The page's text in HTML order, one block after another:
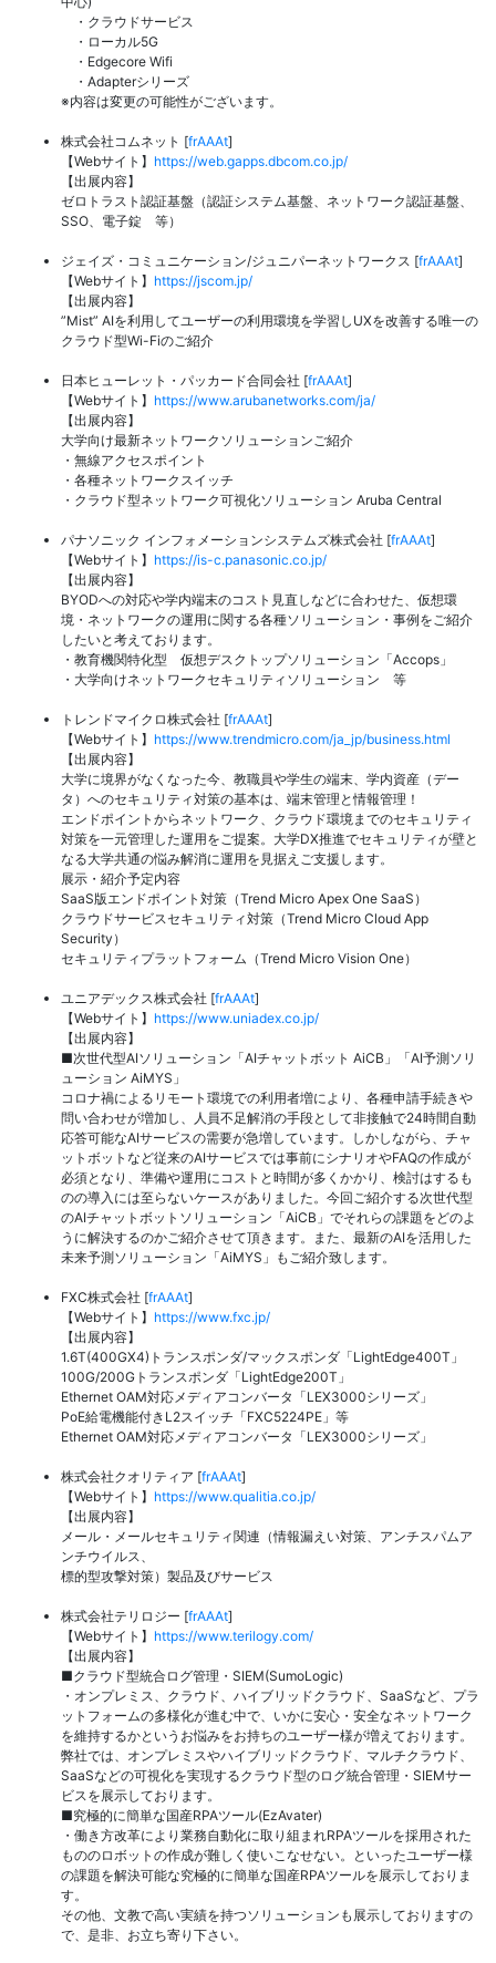
・クラウドサービス
・ローカル5G
・Edgecore Wifi
・Adapterシリーズ
※内容は変更の可能性がございます。
株式会社コムネット [frAAAt]
【Webサイト】 https://web.gapps.dbcom.co.jp/
【出展内容】
ゼロトラスト認証基盤（認証システム基盤、ネットワーク認証基盤、
SSO、電子錠 等）
ジェイズ・コミュニケーション/ジュニパーネットワークス [frAAAt]
【Webサイト】 https://jscom.jp/
【出展内容】
”Mist” AIを利用してユーザーの利用環境を学習しUXを改善する唯一の
クラウド型Wi-Fiのご紹介
日本ヒューレット・パッカード合同会社 [frAAAt]
【Webサイト】 https://www.arubanetworks.com/ja/
【出展内容】
大学向け最新ネットワークソリューションご紹介
・無線アクセスポイント
・各種ネットワークスイッチ
・クラウド型ネットワーク可視化ソリューション Aruba Central
パナソニック インフォメーションシステムズ株式会社 [frAAAt]
【Webサイト】 https://is-c.panasonic.co.jp/
【出展内容】
BYODへの対応や学内端末のコスト見直しなどに合わせた、仮想環
境・ネットワークの運用に関する各種ソリューション・事例をご紹介
したいと考えております。
・教育機関特化型 仮想デスクトップソリューション「Accops」
・大学向けネットワークセキュリティソリューション 等
トレンドマイクロ株式会社 [frAAAt]
【Webサイト】 https://www.trendmicro.com/ja_jp/business.html
【出展内容】
大学に境界がなくなった今、教職員や学生の端末、学内資産（デー
タ）へのセキュリティ対策の基本は、端末管理と情報管理！
エンドポイントからネットワーク、クラウド環境までのセキュリティ
対策を一元管理した運用をご提案。大学DX推進でセキュリティが壁と
なる大学共通の悩み解消に運用を見据えご支援します。
展示・紹介予定内容
SaaS版エンドポイント対策（Trend Micro Apex One SaaS）
クラウドサービスセキュリティ対策（Trend Micro Cloud App
Security）
セキュリティプラットフォーム（Trend Micro Vision One）
ユニアデックス株式会社 [frAAAt]
【Webサイト】 https://www.uniadex.co.jp/
【出展内容】
■次世代型AIソリューション「AIチャットボット AiCB」「AI予測ソリ
ューション AiMYS」
コロナ禍によるリモート環境での利用者増により、各種申請手続きや
問い合わせが増加し、人員不足解消の手段として非接触で24時間自動
応答可能なAIサービスの需要が急増しています。しかしながら、チャ
ットボットなど従来のAIサービスでは事前にシナリオやFAQの作成が
必須となり、準備や運用にコストと時間が多くかかり、検討はするも
のの導入には至らないケースがありました。今回ご紹介する次世代型
のAIチャットボットソリューション「AiCB」でそれらの課題をどのよ
うに解決するのかご紹介させて頂きます。また、最新のAIを活用した
未来予測ソリューション「AiMYS」もご紹介致します。
FXC株式会社 [frAAAt]
【Webサイト】 https://www.fxc.jp/
【出展内容】
1.6T(400GX4)トランスポンダ/マックスポンダ「LightEdge400T」
100G/200Gトランスポンダ「LightEdge200T」
Ethernet OAM対応メディアコンバータ「LEX3000シリーズ」
PoE給電機能付きL2スイッチ「FXC5224PE」等
Ethernet OAM対応メディアコンバータ「LEX3000シリーズ」
株式会社クオリティア [frAAAt]
【Webサイト】 https://www.qualitia.co.jp/
【出展内容】
メール・メールセキュリティ関連（情報漏えい対策、アンチスパムア
ンチウイルス、
標的型攻撃対策）製品及びサービス
株式会社テリロジー [frAAAt]
【Webサイト】 https://www.terilogy.com/
【出展内容】
■クラウド型統合ログ管理・SIEM(SumoLogic)
・オンプレミス、クラウド、ハイブリッドクラウド、SaaSなど、プラ
ットフォームの多様化が進む中で、いかに安心・安全なネットワーク
を維持するかというお悩みをお持ちのユーザー様が増えております。
弊社では、オンプレミスやハイブリッドクラウド、マルチクラウド、
SaaSなどの可視化を実現するクラウド型のログ統合管理・SIEMサー
ビスを展示しております。
■究極的に簡単な国産RPAツール(EzAvater)
・働き方改革により業務自動化に取り組まれRPAツールを採用された
もののロボットの作成が難しく使いこなせない。といったユーザー様
の課題を解決可能な究極的に簡単な国産RPAツールを展示しておりま
す。
その他、文教で高い実績を持つソリューションも展示しておりますの
で、是非、お立ち寄り下さい。